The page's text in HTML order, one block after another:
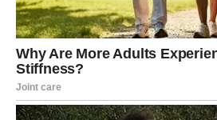
Finansije
Finansijska situacija zahteva
Iako nema većih problema, postoji
impulzivnog troška. Pre nego što